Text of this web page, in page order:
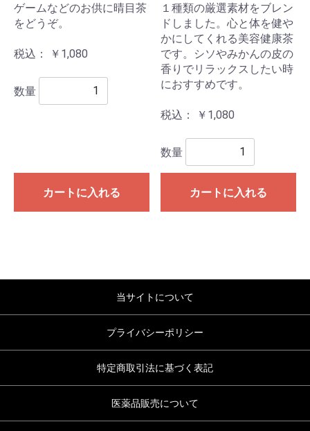
ゲームなどのお供に晴目茶
をどうぞ。
税込： ￥1,080
数量
カートに入れる
１種類の厳選素材をブレン
ドしました。心と体を健や
かにしてくれる美容健康茶
です。シソやみかんの皮の
香りでリラックスしたい時
におすすめです。
税込： ￥1,080
数量
カートに入れる
当サイトについて
プライバシーポリシー
特定商取引法に基づく表記
医薬品販売について